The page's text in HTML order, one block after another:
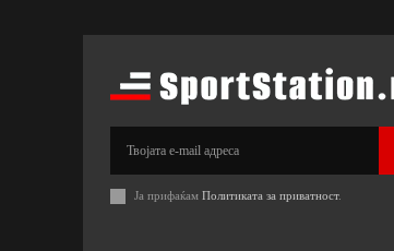
Ја прифаќам Политиката за приватност.